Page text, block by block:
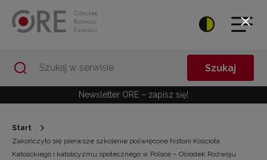
Szukaj
Newsletter ORE – zapisz się!
Start
Zakończyło się pierwsze szkolenie poświęcone historii Kościoła
Katolickiego i katolicyzmu społecznego w Polsce – Ośrodek Rozwoju